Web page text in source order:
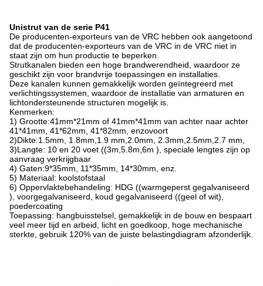
Unistrut van de serie P41
De producenten-exporteurs van de VRC hebben ook aangetoond
dat de producenten-exporteurs van de VRC in de VRC niet in
staat zijn om hun productie te beperken.
Strutkanalen bieden een hoge brandwerendheid, waardoor ze
geschikt zijn voor brandvrije toepassingen en installaties.
Deze kanalen kunnen gemakkelijk worden geïntegreerd met
verlichtingssystemen, waardoor de installatie van armaturen en
lichtondersteunende structuren mogelijk is.
Kenmerken:
1) Grootte:41mm*21mm of 41mm*41mm van achter naar achter
41*41mm, 41*62mm, 41*82mm, enzovoort
2)Dikte:1.5mm, 1.8mm,1.9 mm,2.0mm, 2.3mm,2.5mm,2.7 mm,
3)Langte: 10 en 20 voet ((3m,5.8m,6m ), speciale lengtes zijn op
aanvraag verkrijgbaar
4) Gaten:9*35mm, 11*35mm, 14*30mm, enz.
5) Materiaal: koolstofstaal
6) Oppervlaktebehandeling: HDG ((warmgeperst gegalvaniseerd
), voorgegalvaniseerd, koud gegalvaniseerd ((geel of wit),
poedercoating
Toepassing: hangbuisstelsel, gemakkelijk in de bouw en bespaart
veel meer tijd en arbeid, licht en goedkoop, hoge mechanische
sterkte, gebruik 120% van de juiste belastingdiagram afzonderlijk.